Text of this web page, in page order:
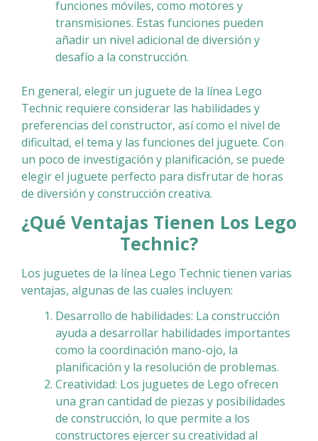
funciones móviles, como motores y
transmisiones. Estas funciones pueden
añadir un nivel adicional de diversión y
desafío a la construcción.
En general, elegir un juguete de la línea Lego
Technic requiere considerar las habilidades y
preferencias del constructor, así como el nivel de
dificultad, el tema y las funciones del juguete. Con
un poco de investigación y planificación, se puede
elegir el juguete perfecto para disfrutar de horas
de diversión y construcción creativa.
¿Qué Ventajas Tienen Los Lego
Technic?
Los juguetes de la línea Lego Technic tienen varias
ventajas, algunas de las cuales incluyen:
Desarrollo de habilidades: La construcción
ayuda a desarrollar habilidades importantes
como la coordinación mano-ojo, la
planificación y la resolución de problemas.
Creatividad: Los juguetes de Lego ofrecen
una gran cantidad de piezas y posibilidades
de construcción, lo que permite a los
constructores ejercer su creatividad al